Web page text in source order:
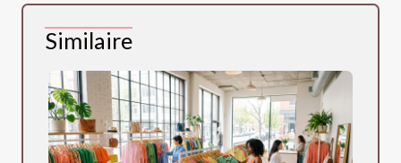
Similaire